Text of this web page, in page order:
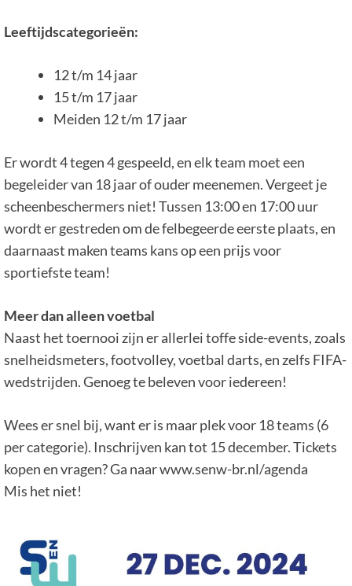
Leeftijdscategorieën:
12 t/m 14 jaar
15 t/m 17 jaar
Meiden 12 t/m 17 jaar
Er wordt 4 tegen 4 gespeeld, en elk team moet een
begeleider van 18 jaar of ouder meenemen. Vergeet je
scheenbeschermers niet! Tussen 13:00 en 17:00 uur
wordt er gestreden om de felbegeerde eerste plaats, en
daarnaast maken teams kans op een prijs voor
sportiefste team!
Meer dan alleen voetbal
Naast het toernooi zijn er allerlei toffe side-events, zoals
snelheidsmeters, footvolley, voetbal darts, en zelfs FIFA-
wedstrijden. Genoeg te beleven voor iedereen!
Wees er snel bij, want er is maar plek voor 18 teams (6
per categorie). Inschrijven kan tot 15 december. Tickets
kopen en vragen? Ga naar www.senw-br.nl/agenda
Mis het niet!